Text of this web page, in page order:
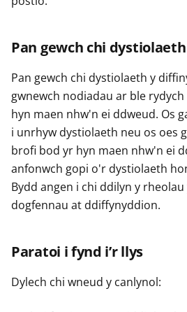
Pan gewch chi
Pan gewch chi dystiolaeth y
gwnewch nodiadau ar ble
hyn maen nhw'n ei ddweud. Os
i unrhyw dystiolaeth neu os oes
brofi bod yr hyn maen nhw'n ei
anfonwch gopi o'r dystiolaeth
Bydd angen i chi ddilyn y
dogfennau at ddiffynyddion.
Paratoi i fynd i’r llys
Dylech chi wneud y canlynol: